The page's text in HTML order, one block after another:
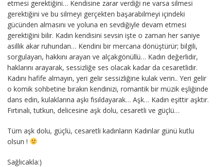
etmesi gerektiğini… Kendisine zarar verdiği ne varsa silmesi
gerektiğini ve bu silmeyi gerçekten başarabilmeyi içindeki
gücünden almasını ve yoluna en sevdiğiyle devam etmesi
gerektiğini bilir. Kadın kendisini sevsin işte o zaman her saniye
asillik akar ruhundan… Kendini bir mercana dönüştürür; bilgili,
sorgulayan, hakkını arayan ve alçakgönüllü… Kadın değerlidir,
haklarını arayarak, sessizliğe ses olacak kadar da cesaretlidir.
Kadını hafife almayın, yeri gelir sessizliğine kulak verin.. Yeri gelir
o komik sohbetine bırakın kendinizi, romantik bir müzik eşliğinde
dans edin, kulaklarına aşkı fısıldayarak… Aşk… Kadın eşittir aşktır.
Fırtınalı, tutkun, delicesine aşk dolu, cesaretli ve güçlü…
Tüm aşk dolu, güçlü, cesaretli kadınların Kadınlar günü kutlu
olsun !
Sağlıcakla:)